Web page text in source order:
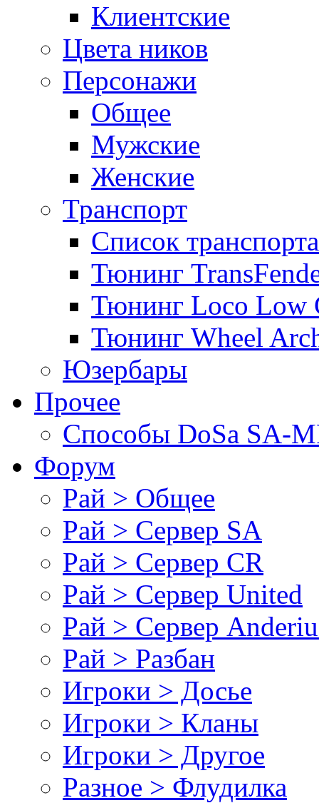
Клиентские
Цвета ников
Персонажи
Общее
Мужские
Женские
Транспорт
Список транспорта
Тюнинг
Тюнинг Loco Low
Тюнинг Wheel
Юзербары
Прочее
Cпособы DoSа SA-
Форум
Рай > Общее
Рай > Сервер SA
Рай > Сервер CR
Рай > Сервер United
Рай > Сервер
Рай > Разбан
Игроки > Досье
Игроки > Кланы
Игроки > Другое
Разное > Флудилка